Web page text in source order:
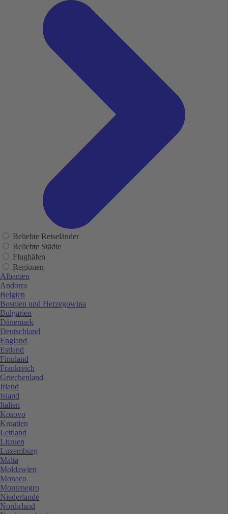
Beliebte Reiseländer
Beliebte Städte
Flughäfen
Regionen
Albanien
Andorra
Belgien
Bosnien und Herzegowina
Bulgarien
Dänemark
Deutschland
England
Estland
Finnland
Frankreich
Griechenland
Irland
Island
Italien
Kosovo
Kroatien
Lettland
Litauen
Luxemburg
Malta
Moldawien
Monaco
Montenegro
Niederlande
Nordirland